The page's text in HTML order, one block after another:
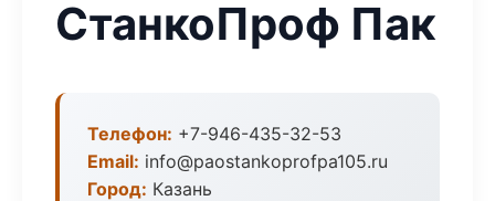
СтанкоПроф Пак
Телефон: +7-946-435-32-53
Email: info@paostankoprofpa105.ru
Город: Казань